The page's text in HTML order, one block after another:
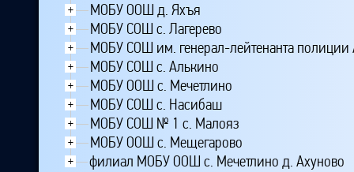
+ МОБУ ООШ д. Яхъя
+ МОБУ СОШ с. Лагерево
+ МОБУ СОШ им. генерал-лейтенанта полиции
+ МОБУ СОШ с. Алькино
+ МОБУ ООШ с. Мечетлино
+ МОБУ СОШ с. Насибаш
+ МОБУ СОШ № 1 с. Малояз
+ МОБУ ООШ с. Мещегарово
+ филиал МОБУ ООШ с. Мечетлино д. Ахуново